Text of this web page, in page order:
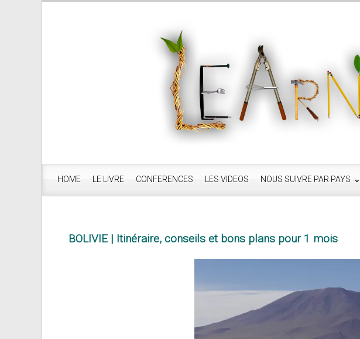
HOME LE LIVRE CONFERENCES LES VIDEOS NOUS SUIVRE PAR PAYS
BOLIVIE | Itinéraire, conseils et bons plans pour 1 mois